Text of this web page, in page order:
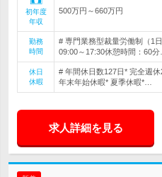
初年度
年収
500万円～660万円
勤務
時間
# 専門業務型裁量労働制（1
09:00～17:30休憩時間：60分
休日
休暇
# 年間休日数127日* 完全週
年末年始休暇* 夏季休暇*…
求人詳細を見る